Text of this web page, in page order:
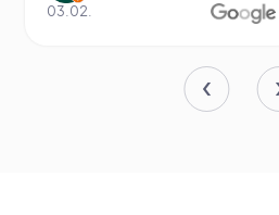
03.02.